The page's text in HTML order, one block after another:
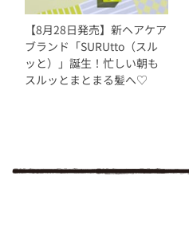
【8月28日発売】新ヘアケア
ブランド「SURUtto（スル
ッと）」誕生！忙しい朝も
スルッとまとまる髪へ♡